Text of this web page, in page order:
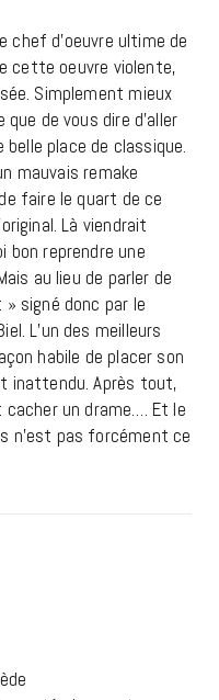
chef d’oeuvre ultime de
cette oeuvre violente,
Simplement mieux
de vous dire d’aller
place de classique.
mauvais remake
faire le quart de ce
Là viendrait
bon reprendre une
au lieu de parler de
signé donc par le
L’un des meilleurs
habile de placer son
inattendu. Après tout,
un drame…. Et le
n’est pas forcément ce